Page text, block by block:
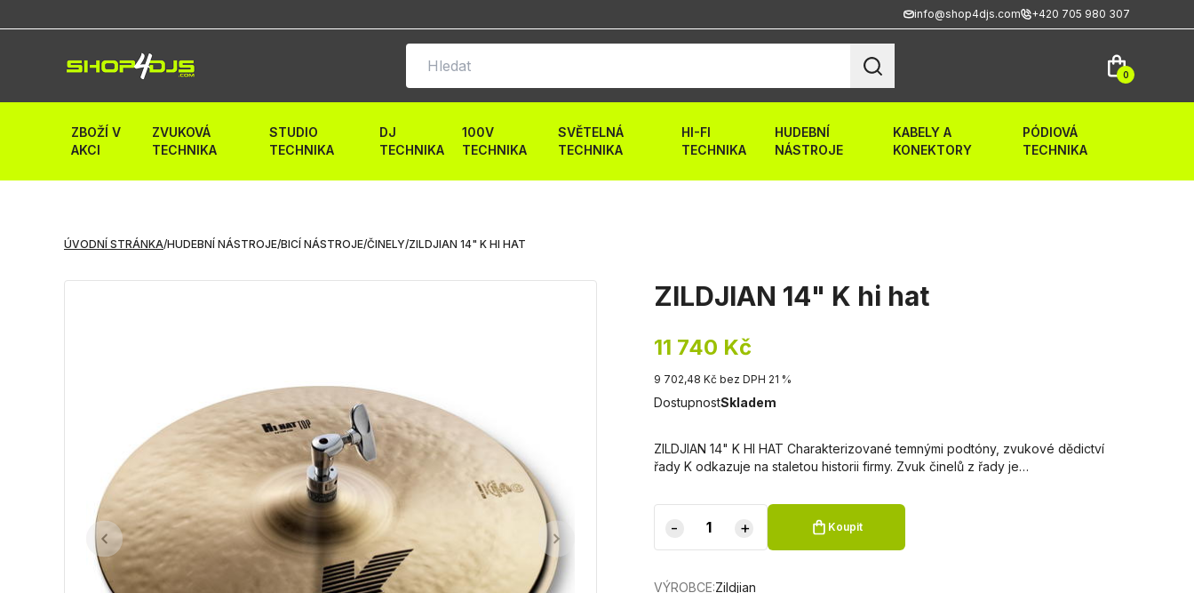
info@shop4djs.com +420 705 980 307
0
ZBOŽÍ V
AKCI
ZVUKOVÁ
TECHNIKA
STUDIO
TECHNIKA
DJ
TECHNIKA
100V
TECHNIKA
SVĚTELNÁ
TECHNIKA
HI-FI
TECHNIKA
HUDEBNÍ
NÁSTROJE
KABELY A
KONEKTORY
PÓDIOVÁ
TECHNIKA
ÚVODNÍ STRÁNKA/HUDEBNÍ NÁSTROJE/BICÍ NÁSTROJE/ČINELY/ZILDJIAN 14" K HI HAT
ZILDJIAN 14" K hi hat
11 740 Kč
9 702,48 Kč bez DPH 21 %
DostupnostSkladem
ZILDJIAN 14" K HI HAT Charakterizované temnými podtóny, zvukové dědictví
řady K odkazuje na staletou historii firmy. Zvuk činelů z řady je…
- + Koupit
VÝROBCE:Zildjian